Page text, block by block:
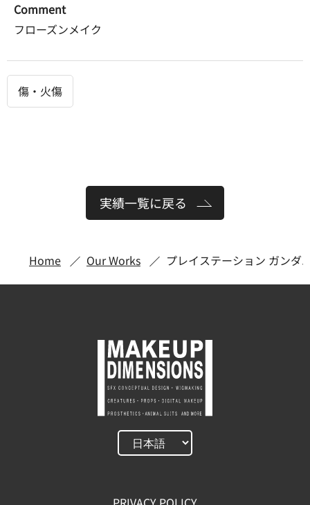
Comment
フローズンメイク
傷・火傷
実績一覧に戻る
Home Our Works プレイステーション ガンダ